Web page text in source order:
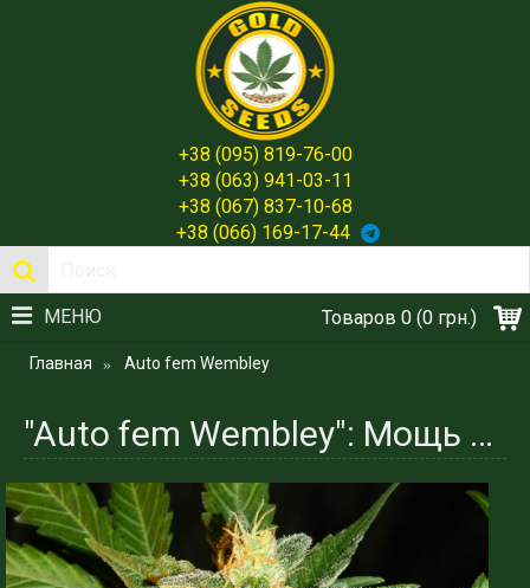
+38 (095) 819-76-00
+38 (063) 941-03-11
+38 (067) 837-10-68
+38 (066) 169-17-44
Товаров 0 (0 грн.)
МЕНЮ
Главная Auto fem Wembley
"Auto fem Wembley": Мощь и Аромат в Каждом Семени от Gold Seeds Испания